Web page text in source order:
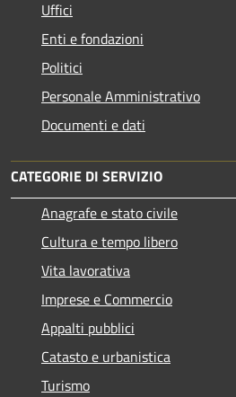
Uffici
Enti e fondazioni
Politici
Personale Amministrativo
Documenti e dati
CATEGORIE DI SERVIZIO
Anagrafe e stato civile
Cultura e tempo libero
Vita lavorativa
Imprese e Commercio
Appalti pubblici
Catasto e urbanistica
Turismo